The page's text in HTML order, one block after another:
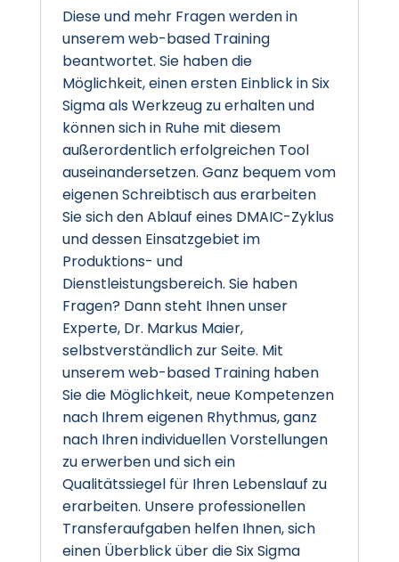
Diese und mehr Fragen werden in
unserem web-based Training
beantwortet. Sie haben die
Möglichkeit, einen ersten Einblick in Six
Sigma als Werkzeug zu erhalten und
können sich in Ruhe mit diesem
außerordentlich erfolgreichen Tool
auseinandersetzen. Ganz bequem vom
eigenen Schreibtisch aus erarbeiten
Sie sich den Ablauf eines DMAIC-Zyklus
und dessen Einsatzgebiet im
Produktions- und
Dienstleistungsbereich. Sie haben
Fragen? Dann steht Ihnen unser
Experte, Dr. Markus Maier,
selbstverständlich zur Seite. Mit
unserem web-based Training haben
Sie die Möglichkeit, neue Kompetenzen
nach Ihrem eigenen Rhythmus, ganz
nach Ihren individuellen Vorstellungen
zu erwerben und sich ein
Qualitätssiegel für Ihren Lebenslauf zu
erarbeiten. Unsere professionellen
Transferaufgaben helfen Ihnen, sich
einen Überblick über die Six Sigma